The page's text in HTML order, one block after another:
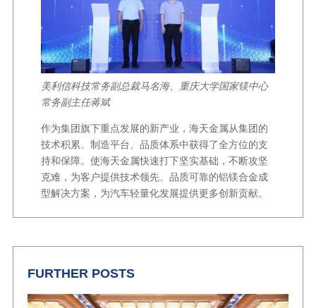
美利信科技常务副总裁马名海、重庆大学国家镁中心
常务副主任蒋斌
作为集团旗下重点发展的新产业，海天金属从集团的
技术积累、制造平台、品质体系中获得了全方位的支
持和保障。使海天金属快速打下坚实基础，不断攻坚
克难，为客户提供技术领先、品质可靠的铝镁合金成
型解决方案，为汽车轻量化发展提供更多创新贡献。
FURTHER POSTS